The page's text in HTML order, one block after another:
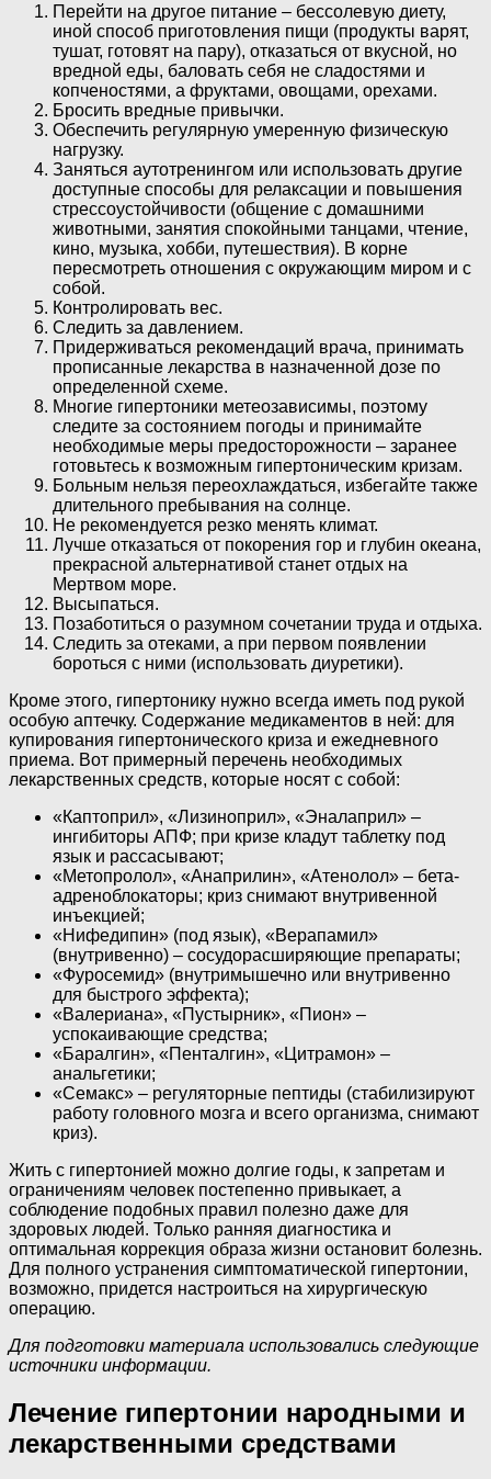
Перейти на другое питание – бессолевую диету,
иной способ приготовления пищи (продукты варят,
тушат, готовят на пару), отказаться от вкусной, но
вредной еды, баловать себя не сладостями и
копченостями, а фруктами, овощами, орехами.
Бросить вредные привычки.
Обеспечить регулярную умеренную физическую
нагрузку.
Заняться аутотренингом или использовать другие
доступные способы для релаксации и повышения
стрессоустойчивости (общение с домашними
животными, занятия спокойными танцами, чтение,
кино, музыка, хобби, путешествия). В корне
пересмотреть отношения с окружающим миром и с
собой.
Контролировать вес.
Следить за давлением.
Придерживаться рекомендаций врача, принимать
прописанные лекарства в назначенной дозе по
определенной схеме.
Многие гипертоники метеозависимы, поэтому
следите за состоянием погоды и принимайте
необходимые меры предосторожности – заранее
готовьтесь к возможным гипертоническим кризам.
Больным нельзя переохлаждаться, избегайте также
длительного пребывания на солнце.
Не рекомендуется резко менять климат.
Лучше отказаться от покорения гор и глубин океана,
прекрасной альтернативой станет отдых на
Мертвом море.
Высыпаться.
Позаботиться о разумном сочетании труда и отдыха.
Следить за отеками, а при первом появлении
бороться с ними (использовать диуретики).
Кроме этого, гипертонику нужно всегда иметь под рукой
особую аптечку. Содержание медикаментов в ней: для
купирования гипертонического криза и ежедневного
приема. Вот примерный перечень необходимых
лекарственных средств, которые носят с собой:
«Каптоприл», «Лизиноприл», «Эналаприл» –
ингибиторы АПФ; при кризе кладут таблетку под
язык и рассасывают;
«Метопролол», «Анаприлин», «Атенолол» – бета-
адреноблокаторы; криз снимают внутривенной
инъекцией;
«Нифедипин» (под язык), «Верапамил»
(внутривенно) – сосудорасширяющие препараты;
«Фуросемид» (внутримышечно или внутривенно
для быстрого эффекта);
«Валериана», «Пустырник», «Пион» –
успокаивающие средства;
«Баралгин», «Пенталгин», «Цитрамон» –
анальгетики;
«Семакс» – регуляторные пептиды (стабилизируют
работу головного мозга и всего организма, снимают
криз).
Жить с гипертонией можно долгие годы, к запретам и
ограничениям человек постепенно привыкает, а
соблюдение подобных правил полезно даже для
здоровых людей. Только ранняя диагностика и
оптимальная коррекция образа жизни остановит болезнь.
Для полного устранения симптоматической гипертонии,
возможно, придется настроиться на хирургическую
операцию.
Для подготовки материала использовались следующие
источники информации.
Лечение гипертонии народными и
лекарственными средствами